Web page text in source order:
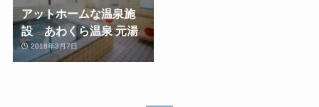
アットホームな温泉施
設 あわくら温泉 元湯
2018年3月7日